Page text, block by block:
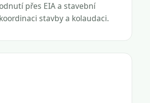
přes EIA a stavební
stavby a kolaudaci.